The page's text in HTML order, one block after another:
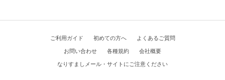
ご利用ガイド 初めての方へ よくあるご質問
お問い合わせ 各種規約 会社概要
なりすましメール・サイトにご注意ください